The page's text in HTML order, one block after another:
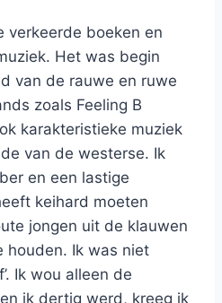
verkeerde boeken en
Het was begin
van de rauwe en ruwe
zoals Feeling B
karakteristieke muziek
van de westerse. Ik
en een lastige
keihard moeten
jongen uit de klauwen
houden. Ik was niet
Ik wou alleen de
ik dertig werd, kreeg ik